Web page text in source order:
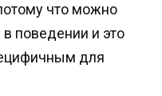
что можно
поведении и это
для